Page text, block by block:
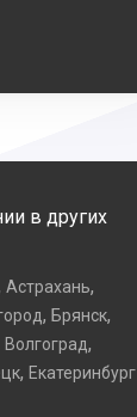
в других
Астрахань,
, Брянск,
Волгоград,
, Екатеринбург